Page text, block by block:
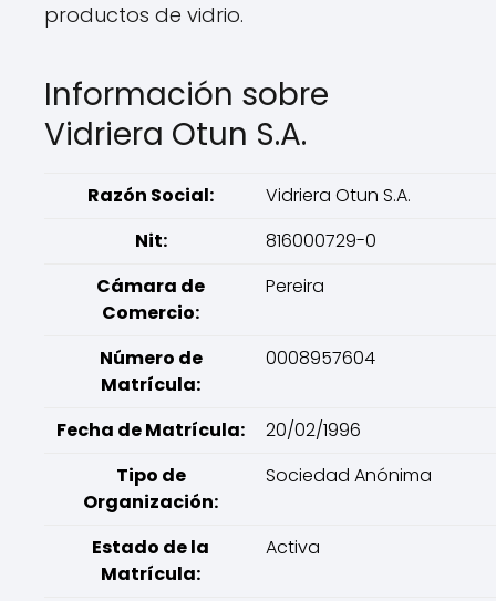
productos de vidrio.
Información sobre
Vidriera Otun S.A.
Razón Social:
Vidriera Otun S.A.
Nit:
816000729-0
Cámara de
Comercio:
Pereira
Número de
Matrícula:
0008957604
Fecha de Matrícula:
20/02/1996
Tipo de
Organización:
Sociedad Anónima
Estado de la
Matrícula:
Activa